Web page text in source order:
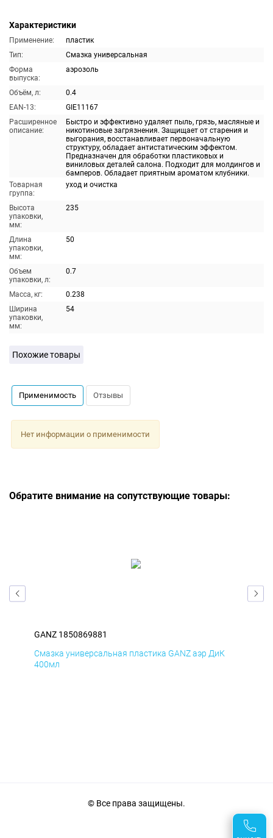
Характеристики
Применение:
пластик
Тип:
Смазка универсальная
Форма
выпуска:
аэрозоль
Объём, л:
0.4
EAN-13:
GIE11167
Расширенное
описание:
Быстро и эффективно удаляет пыль, грязь, масляные и
никотиновые загрязнения. Защищает от старения и
выгорания, восстанавливает первоначальную
структуру, обладает антистатическим эффектом.
Предназначен для обработки пластиковых и
виниловых деталей салона. Подходит для молдингов и
бамперов. Обладает приятным ароматом клубники.
Товарная
группа:
уход и очистка
Высота
упаковки,
мм:
235
Длина
упаковки,
мм:
50
Объем
упаковки, л:
0.7
Масса, кг:
0.238
Ширина
упаковки,
мм:
54
Похожие товары
Применимость Отзывы
Нет информации о применимости
Обратите внимание на сопутствующие товары:
GANZ 1850869881
Смазка универсальная пластика GANZ аэр ДиК
400мл
© Все права защищены.